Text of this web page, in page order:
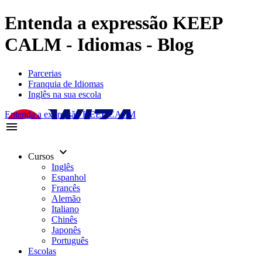
Entenda a expressão KEEP
CALM - Idiomas - Blog
Parcerias
Franquia de Idiomas
Inglês na sua escola
Entenda a expressão KEEP CALM
menu
Cursos keyboard_arrow_down
Inglês
Espanhol
Francês
Alemão
Italiano
Chinês
Japonês
Português
Escolas